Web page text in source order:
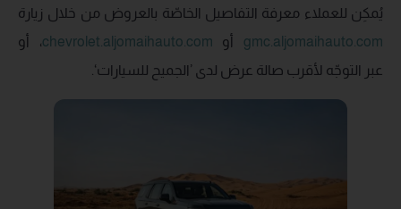
يُمكِن للعملاء معرفة التفاصيل الخاصّة بالعروض من خلال زيارة
gmc.aljomaihauto.com أو chevrolet.aljomaihauto.com، أو
عبر التوجّه لأقرب صالة عرض لدى ’الجميح للسيارات‘.